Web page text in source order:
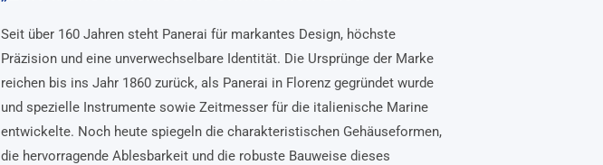
Seit über 160 Jahren steht Panerai für markantes Design, höchste
Präzision und eine unverwechselbare Identität. Die Ursprünge der Marke
reichen bis ins Jahr 1860 zurück, als Panerai in Florenz gegründet wurde
und spezielle Instrumente sowie Zeitmesser für die italienische Marine
entwickelte. Noch heute spiegeln die charakteristischen Gehäuseformen,
die hervorragende Ablesbarkeit und die robuste Bauweise dieses